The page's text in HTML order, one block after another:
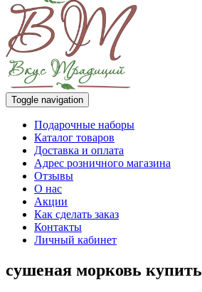
Toggle navigation
Подарочные наборы
Каталог товаров
Доставка и оплата
Адрес розничного магазина
Отзывы
О нас
Акции
Как сделать заказ
Контакты
Личный кабинет
сушеная морковь купить